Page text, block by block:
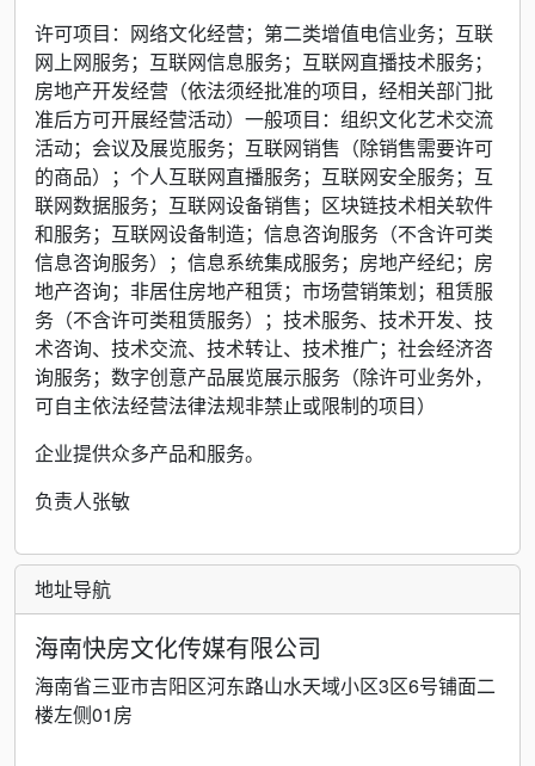
许可项目：网络文化经营；第二类增值电信业务；互联
网上网服务；互联网信息服务；互联网直播技术服务；
房地产开发经营（依法须经批准的项目，经相关部门批
准后方可开展经营活动）一般项目：组织文化艺术交流
活动；会议及展览服务；互联网销售（除销售需要许可
的商品）；个人互联网直播服务；互联网安全服务；互
联网数据服务；互联网设备销售；区块链技术相关软件
和服务；互联网设备制造；信息咨询服务（不含许可类
信息咨询服务）；信息系统集成服务；房地产经纪；房
地产咨询；非居住房地产租赁；市场营销策划；租赁服
务（不含许可类租赁服务）；技术服务、技术开发、技
术咨询、技术交流、技术转让、技术推广；社会经济咨
询服务；数字创意产品展览展示服务（除许可业务外，
可自主依法经营法律法规非禁止或限制的项目）
企业提供众多产品和服务。
负责人张敏
地址导航
海南快房文化传媒有限公司
海南省三亚市吉阳区河东路山水天域小区3区6号铺面二
楼左侧01房